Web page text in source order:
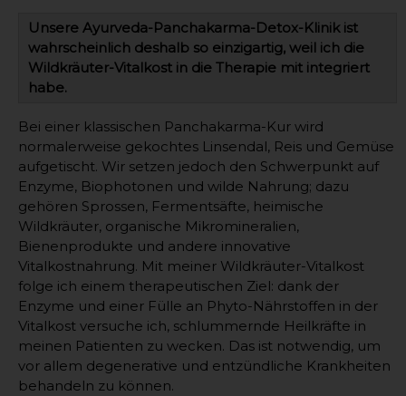
Unsere Ayurveda-Panchakarma-Detox-Klinik ist
wahrscheinlich deshalb so einzigartig, weil ich die
Wildkräuter-Vitalkost in die Therapie mit integriert
habe.
Bei einer klassischen Panchakarma-Kur wird
normalerweise gekochtes Linsendal, Reis und Gemüse
aufgetischt. Wir setzen jedoch den Schwerpunkt auf
Enzyme, Biophotonen und wilde Nahrung; dazu
gehören Sprossen, Fermentsäfte, heimische
Wildkräuter, organische Mikromineralien,
Bienenprodukte und andere innovative
Vitalkostnahrung. Mit meiner Wildkräuter-Vitalkost
folge ich einem therapeutischen Ziel: dank der
Enzyme und einer Fülle an Phyto-Nährstoffen in der
Vitalkost versuche ich, schlummernde Heilkräfte in
meinen Patienten zu wecken. Das ist notwendig, um
vor allem degenerative und entzündliche Krankheiten
behandeln zu können.